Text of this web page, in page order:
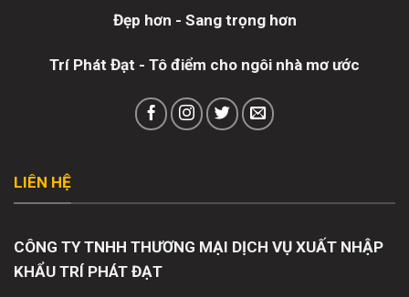
Đẹp hơn - Sang trọng hơn
Trí Phát Đạt - Tô điểm cho ngôi nhà mơ ước
LIÊN HỆ
CÔNG TY TNHH THƯƠNG MẠI DỊCH VỤ XUẤT NHẬP
KHẨU TRÍ PHÁT ĐẠT